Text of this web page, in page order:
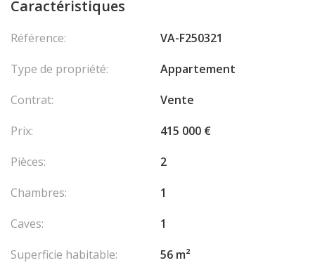
Les honoraires sont à la charge du vendeur.
Caractéristiques
Référence:
VA-F250321
Type de propriété:
Appartement
Contrat:
Vente
Prix:
415 000 €
Pièces:
2
Chambres:
1
Caves:
1
Superficie habitable:
56 m²